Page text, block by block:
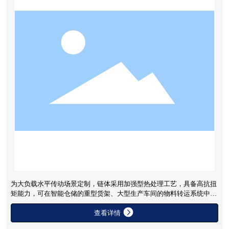
为大负载水平传动场景定制，链体采用加强型热处理工艺，具备高抗扭
矩能力，可在智能仓储的重型货架、大型生产车间的物料转运系统中实
现长距离稳定推拉操作。
查看详情